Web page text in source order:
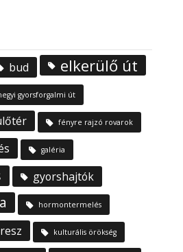
bud elkerülő út
gyorsforgalmi út
fényre rajzó rovarok
galéria
gyorshajtók
hormontermelés
kulturális örökség